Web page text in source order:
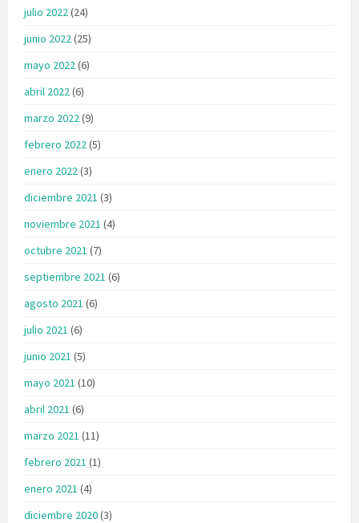
julio 2022(24)
junio 2022(25)
mayo 2022(6)
abril 2022(6)
marzo 2022(9)
febrero 2022(5)
enero 2022(3)
diciembre 2021 (3)
noviembre 2021 (4)
octubre 2021 (7)
septiembre 2021 (6)
agosto 2021 (6)
julio 2021 (6)
junio 2021 (5)
mayo 2021 (10)
abril 2021 (6)
marzo 2021 (11)
febrero 2021 (1)
enero 2021 (4)
diciembre 2020(3)